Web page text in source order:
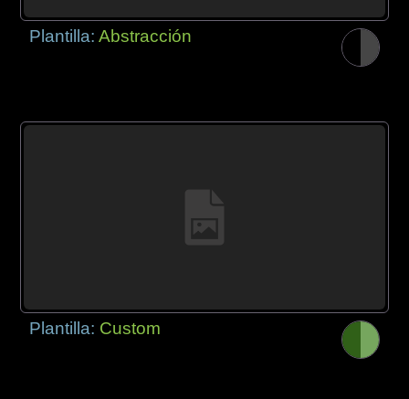
Plantilla:Abstracción
Plantilla: Custom